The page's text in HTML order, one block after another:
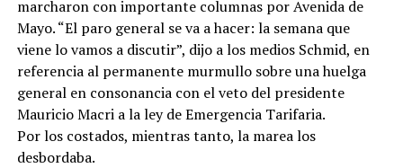
marcharon con importante columnas por Avenida de
Mayo. “El paro general se va a hacer: la semana que
viene lo vamos a discutir”, dijo a los medios Schmid, en
referencia al permanente murmullo sobre una huelga
general en consonancia con el veto del presidente
Mauricio Macri a la ley de Emergencia Tarifaria.
Por los costados, mientras tanto, la marea los
desbordaba.